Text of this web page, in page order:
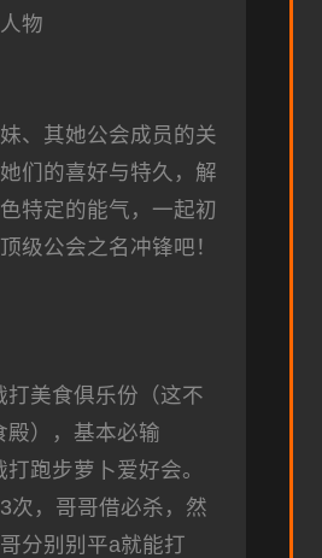
物
、其她公会成员的关
们的喜好与特久，解
特定的能气，一起初
级公会之名冲锋吧！
打美食俱乐份（这不
殿），基本必输
跑步萝卜爱好会。
次，哥哥借必杀，然
分别别平a就能打